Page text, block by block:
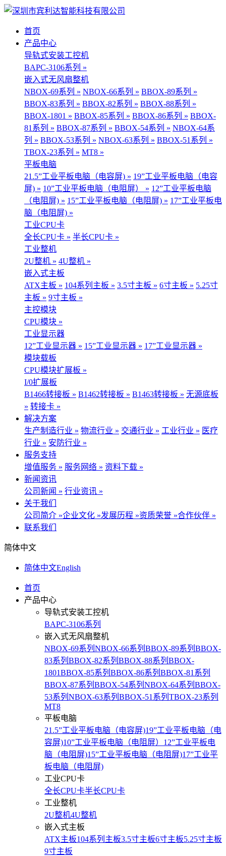
首页
产品中心
导轨式安装工控机
BAPC-3106系列 »
嵌入式无风扇整机
NBOX-69系列 » NBOX-66系列 » BBOX-89系列 »
BBOX-83系列 » BBOX-82系列 » BBOX-88系列 »
BBOX-1801 » BBOX-85系列 » BBOX-86系列 » BBOX-
81系列 » BBOX-87系列 » BBOX-54系列 » NBOX-64系
列 » BBOX-53系列 » NBOX-63系列 » BBOX-51系列 »
TBOX-23系列 » MT8 »
平板电脑
21.5”工业平板电脑（电容屏) » 19”工业平板电脑（电容
屏) » 10”工业平板电脑（电阻屏） » 12”工业平板电脑
（电阻屏) » 15”工业平板电脑（电阻屏) » 17”工业平板电
脑（电阻屏) »
工业CPU卡
全长CPU卡 » 半长CPU卡 »
工业整机
2U整机 » 4U整机 »
嵌入式主板
ATX主板 » 104系列主板 » 3.5寸主板 » 6寸主板 » 5.25寸
主板 » 9寸主板 »
主控模块
CPU模块 »
工业显示器
12”工业显示器 » 15”工业显示器 » 17”工业显示器 »
模块载板
CPU模块扩展板 »
I/0扩展板
B1466转接板 » B1462转接板 » B1463转接板 » 无源底板
» 转接卡 »
解决方案
生产制造行业 » 物流行业 » 交通行业 » 工业行业 » 医疗
行业 » 安防行业 »
服务支持
增值服务 » 服务网络 » 资料下载 »
新闻资讯
公司新闻 » 行业资讯 »
关于我们
公司简介 »企业文化 »发展历程 »资质荣誉 »合作伙伴 »
联系我们
简体中文
简体中文English
首页
产品中心
导轨式安装工控机
BAPC-3106系列
嵌入式无风扇整机
NBOX-69系列 NBOX-66系列 BBOX-89系列 BBOX-
83系列 BBOX-82系列 BBOX-88系列 BBOX-
1801BBOX-85系列 BBOX-86系列 BBOX-81系列
BBOX-87系列 BBOX-54系列 NBOX-64系列 BBOX-
53系列 NBOX-63系列 BBOX-51系列 TBOX-23系列
MT8
平板电脑
21.5”工业平板电脑（电容屏)19”工业平板电脑（电
容屏)10”工业平板电脑（电阻屏） 12”工业平板电
脑（电阻屏)15”工业平板电脑（电阻屏)17”工业平
板电脑（电阻屏)
工业CPU卡
全长CPU卡半长CPU卡
工业整机
2U整机4U整机
嵌入式主板
ATX主板104系列主板3.5寸主板6寸主板5.25寸主板
9寸主板